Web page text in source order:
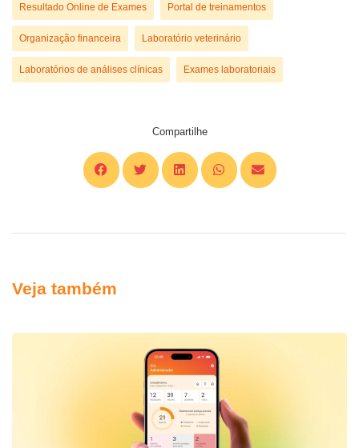
Resultado Online de Exames Portal de treinamentos
Organização financeira Laboratório veterinário
Laboratórios de análises clínicas Exames laboratoriais
Compartilhe
Veja também